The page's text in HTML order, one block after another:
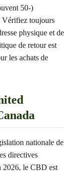
50-)
Vérifiez toujours
physique et de
de retour est
les achats de
nationale de
directives
2026, le CBD est